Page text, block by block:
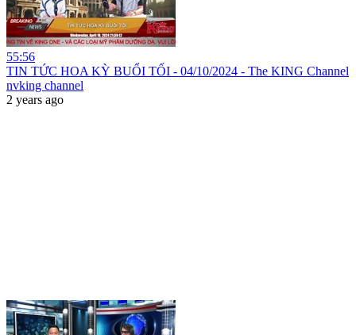
55:56
TIN TỨC HOA KỲ BUỔI TỐI - 04/10/2024 - The KING Channel
nvking channel
2 years ago